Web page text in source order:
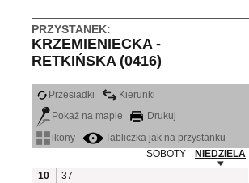
PRZYSTANEK:
KRZEMIENIECKA -
RETKIŃSKA (0416)
Przesiadki
Kierunki
Pokaż na mapie
Drukuj
ikony
Tabliczka jak na przystanku
SOBOTY
NIEDZIELA
10
37